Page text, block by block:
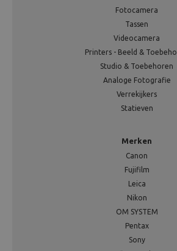
Fotocamera
Tassen
Videocamera
Printers - Beeld &
Studio & Toebehoren
Analoge Fotografie
Verrekijkers
Statieven
Merken
Canon
Fujifilm
Leica
Nikon
OM SYSTEM
Pentax
Sony